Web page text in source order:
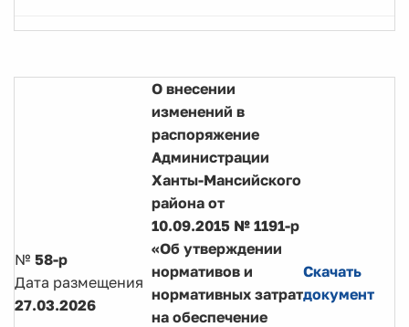
№ 58-р
Дата размещения
27.03.2026
О внесении
изменений в
распоряжение
Администрации
Ханты-Мансийского
района от
10.09.2015 № 1191-р
«Об утверждении
нормативов и
нормативных затрат
на обеспечение
Скачать
документ